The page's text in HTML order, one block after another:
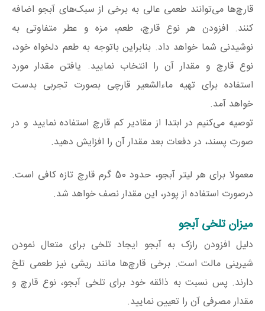
قارچ‌ها می‌توانند طعمی عالی به برخی از سبک‌های آبجو اضافه
کنند. افزودن هر نوع قارچ، طعم، مزه و عطر متفاوتی به
نوشیدنی شما خواهد داد. بنابراین باتوجه به طعم دلخواه خود،
نوع قارچ و مقدار آن را انتخاب نمایید. یافتن مقدار مورد
استفاده برای تهیه ماءالشعیر قارچی بصورت تجربی بدست
خواهد آمد.
توصیه می‌کنیم در ابتدا از مقادیر کم قارچ استفاده نمایید و در
صورت پسند، در دفعات بعد مقدار آن را افزایش دهید.
معمولا برای هر لیتر آبجو، حدود 50 گرم قارچ تازه کافی است.
درصورت استفاده از پودر، این مقدار نصف خواهد شد.
میزان تلخی آبجو
دلیل افزودن رازک به آبجو ایجاد تلخی برای متعال نمودن
شیرینی مالت است. برخی قارچ‌ها مانند ریشی نیز طعمی تلخ
دارند. پس نسبت به ذائقه خود برای تلخی آبجو، نوع قارچ و
مقدار مصرفی آن را تعیین نمایید.